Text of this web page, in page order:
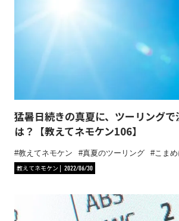
猛暑日続きの真夏に、ツーリングで
は？【教えてネモケン106】
教えてネモケン 真夏のツーリング
こま
教えてネモケン
2022/06/30